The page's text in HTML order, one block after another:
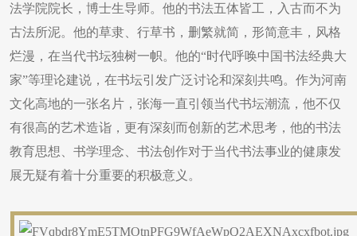
法学院院长，博士生导师。他的书法五体皆工，入古而不为
古法所泥。他的草隶、行草书，删繁就简，形简意丰，风格
烂漫，在当代书坛独树一帜。他的“时代呼唤中国书法经典大
家”等理论建说，在书坛引发广泛讨论和深刻共鸣。作为河南
文化高地的一张名片，张海一直引领当代书坛潮流，他不仅
有很高的艺术造诣，更有深刻而创新的艺术思考，他的书法
教育思想、书学理念、书法创作对于当代书法事业的健康发
展无疑有着十分重要的积极意义。